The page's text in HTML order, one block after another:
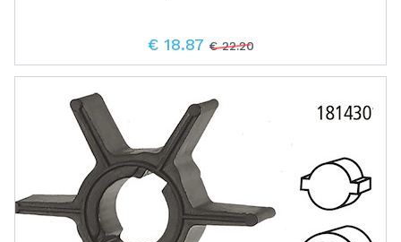
€ 18.87 € 22.20